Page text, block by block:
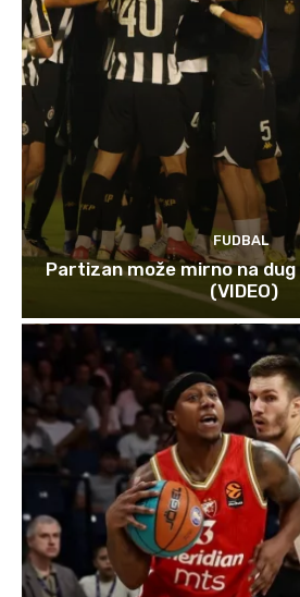
FUDBAL
Partizan može mirno na
(VIDEO)